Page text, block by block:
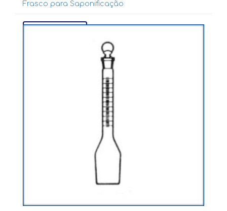
Frasco para Saponificação
Ver mais...